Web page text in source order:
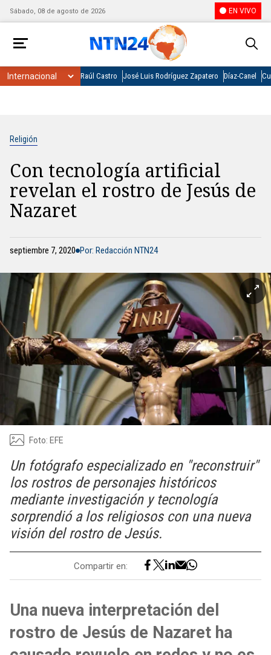
Sábado, 08 de agosto de 2026 EN VIVO
Raúl Castro José Luis Rodríguez Zapatero Díaz-Canel
Religión
Con tecnología artificial
revelan el rostro de Jesús de
Nazaret
septiembre 7, 2020 Por: Redacción NTN24
Foto: EFE
Un fotógrafo especializado en "reconstruir"
los rostros de personajes históricos
mediante investigación y tecnología
sorprendió a los religiosos con una nueva
visión del rostro de Jesús.
Compartir en:
Una nueva interpretación del
rostro de Jesús de Nazaret ha